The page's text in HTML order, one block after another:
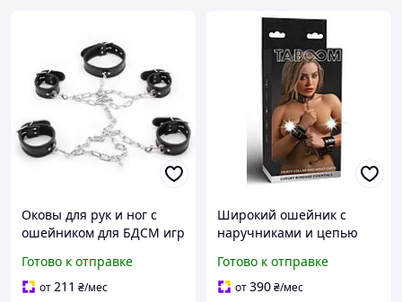
Оковы для рук и ног с
ошейником для БДСМ игр
Готово к отправке
от211 ₴/мес
Широкий ошейник с
наручниками и цепью
Essentials, черный
Готово к отправке
от390₴/мес